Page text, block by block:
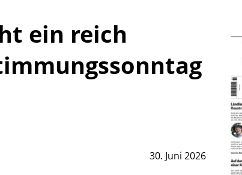
30. Juni 2026
ein reich